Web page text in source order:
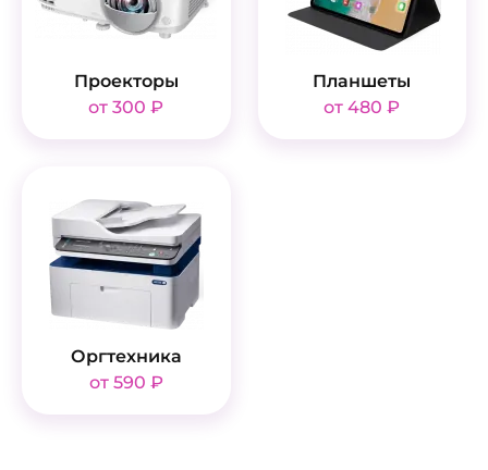
Проекторы
от 300 ₽
Планшеты
от 480 ₽
Оргтехника
от 590 ₽